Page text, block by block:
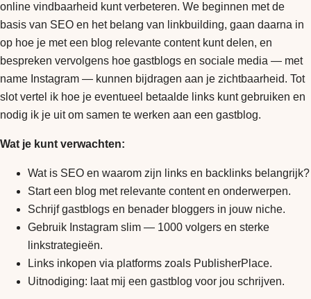
online vindbaarheid kunt verbeteren. We beginnen met de
basis van SEO en het belang van linkbuilding, gaan daarna in
op hoe je met een blog relevante content kunt delen, en
bespreken vervolgens hoe gastblogs en sociale media — met
name Instagram — kunnen bijdragen aan je zichtbaarheid. Tot
slot vertel ik hoe je eventueel betaalde links kunt gebruiken en
nodig ik je uit om samen te werken aan een gastblog.
Wat je kunt verwachten:
Wat is SEO en waarom zijn links en backlinks belangrijk?
Start een blog met relevante content en onderwerpen.
Schrijf gastblogs en benader bloggers in jouw niche.
Gebruik Instagram slim — 1000 volgers en sterke
linkstrategieën.
Links inkopen via platforms zoals PublisherPlace.
Uitnodiging: laat mij een gastblog voor jou schrijven.